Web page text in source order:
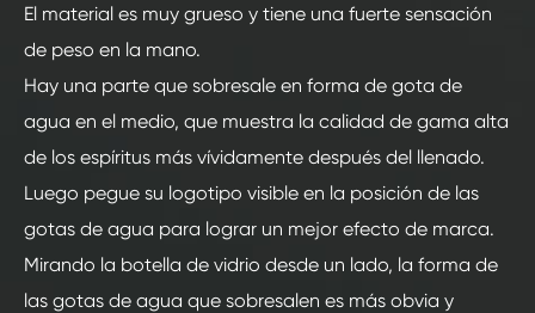
El material es muy grueso y tiene una fuerte sensación
de peso en la mano.
Hay una parte que sobresale en forma de gota de
agua en el medio, que muestra la calidad de gama alta
de los espíritus más vívidamente después del llenado.
Luego pegue su logotipo visible en la posición de las
gotas de agua para lograr un mejor efecto de marca.
Mirando la botella de vidrio desde un lado, la forma de
las gotas de agua que sobresalen es más obvia y